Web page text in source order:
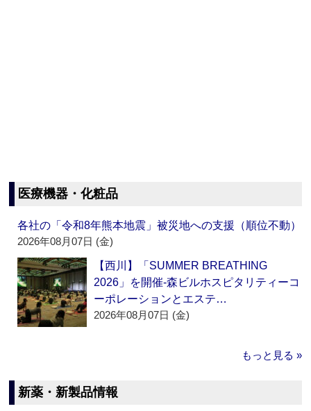
医療機器・化粧品
各社の「令和8年熊本地震」被災地への支援（順位不動）
2026年08月07日 (金)
【西川】「SUMMER BREATHING
2026」を開催‐森ビルホスピタリティーコ
ーポレーションとエステ…
2026年08月07日 (金)
もっと見る »
新薬・新製品情報